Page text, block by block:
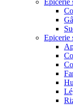
Epicerie
Epicerie